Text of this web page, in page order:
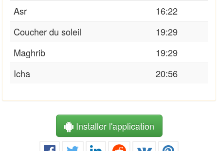
Asr
16:22
Coucher du soleil
19:29
Maghrib
19:29
Icha
20:56
Installer l'application